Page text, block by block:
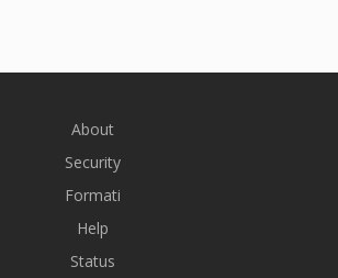
About
Security
Formati
Help
Status